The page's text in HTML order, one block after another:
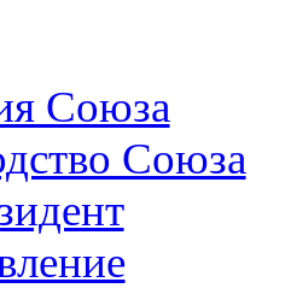
Союза
Союза